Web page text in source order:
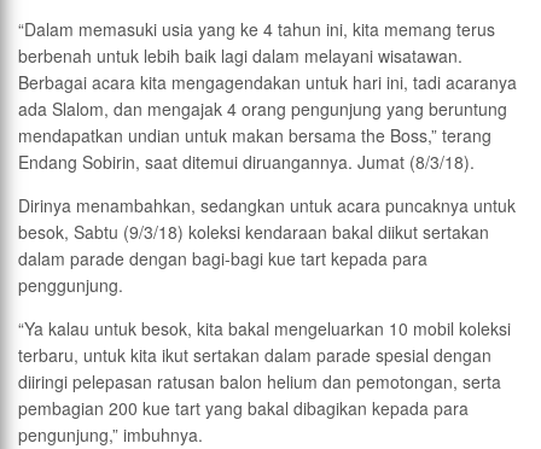
“Dalam memasuki usia yang ke 4 tahun ini, kita memang terus
berbenah untuk lebih baik lagi dalam melayani wisatawan.
Berbagai acara kita mengagendakan untuk hari ini, tadi acaranya
ada Slalom, dan mengajak 4 orang pengunjung yang beruntung
mendapatkan undian untuk makan bersama the Boss,” terang
Endang Sobirin, saat ditemui diruangannya. Jumat (8/3/18).
Dirinya menambahkan, sedangkan untuk acara puncaknya untuk
besok, Sabtu (9/3/18) koleksi kendaraan bakal diikut sertakan
dalam parade dengan bagi-bagi kue tart kepada para
penggunjung.
“Ya kalau untuk besok, kita bakal mengeluarkan 10 mobil koleksi
terbaru, untuk kita ikut sertakan dalam parade spesial dengan
diiringi pelepasan ratusan balon helium dan pemotongan, serta
pembagian 200 kue tart yang bakal dibagikan kepada para
pengunjung,” imbuhnya.